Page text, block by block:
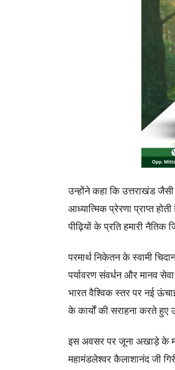
उन्होंने कहा कि उत्तराखंड
आध्यात्मिक प्रेरणा प्राप्त
पीढ़ियों के प्रति हमारी नैतिक
परमार्थ निकेतन के स्वामी
पर्यावरण संवर्धन और मानव
भारत वैश्विक स्तर पर नई
के कार्यों की सराहना करते हुए
इस अवसर पर जूना अखाड़े के
महामंडलेश्वर कैलाशानंद जी